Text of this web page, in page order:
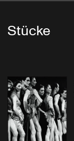
Stücke